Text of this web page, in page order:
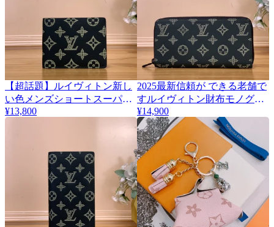
【超話題】ルイヴィトン新し
い色メンズショートスーパー
コピー財布 M27150信用第一
¥13,800
2025最新信頼が できる老舗で
すルイヴィトン財布モノグラ
ムコピージッピー 146444
¥14,900